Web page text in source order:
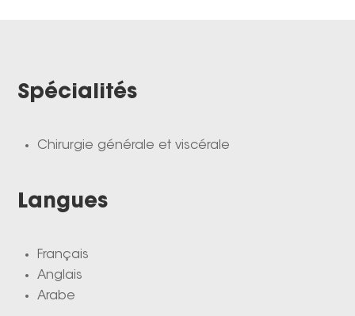
Spécialités
Chirurgie générale et viscérale
Langues
Français
Anglais
Arabe